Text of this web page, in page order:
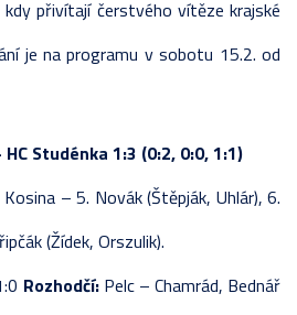
přivítají čerstvého vítěze krajské
je na programu v sobotu 15.2. od
HC Studénka 1:3 (0:2, 0:0, 1:1)
– 5. Novák (Štěpják, Uhlár), 6.
(Žídek, Orszulik).
Rozhodčí:Pelc – Chamrád, Bednář